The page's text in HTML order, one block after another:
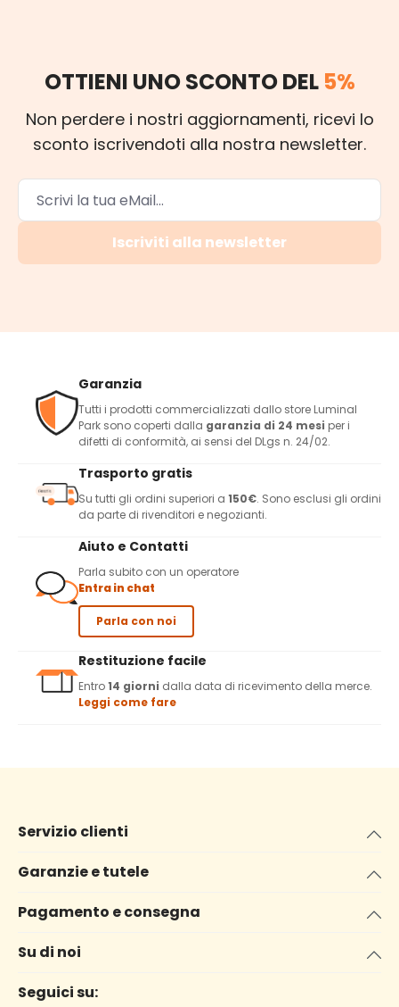
OTTIENI UNO SCONTO DEL 5%
Non perdere i nostri aggiornamenti, ricevi lo
sconto iscrivendoti alla nostra newsletter.
Iscriviti alla newsletter
Garanzia
Tutti i prodotti commercializzati dallo store Luminal
Park sono coperti dalla garanzia di 24 mesi per i
difetti di conformità, ai sensi del DLgs n. 24/02.
Trasporto gratis
Su tutti gli ordini superiori a 150€. Sono esclusi gli ordini
da parte di rivenditori e negozianti.
Aiuto e Contatti
Parla subito con un operatore
Entra in chat
Parla con noi
Restituzione facile
Entro14 giorni dalla data di ricevimento della merce.
Leggi come fare
Servizio clienti
Garanzie e tutele
Pagamento e consegna
Su di noi
Seguici su: